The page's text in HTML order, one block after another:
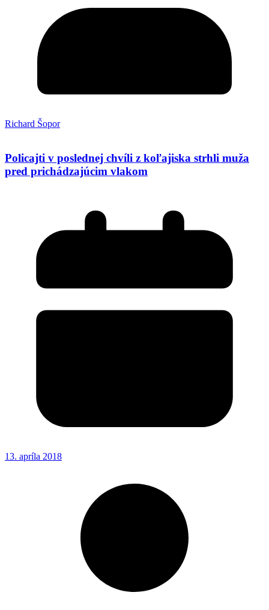
Richard Šopor
Policajti v poslednej chvíli z koľajiska strhli muža
pred prichádzajúcim vlakom
13. apríla 2018